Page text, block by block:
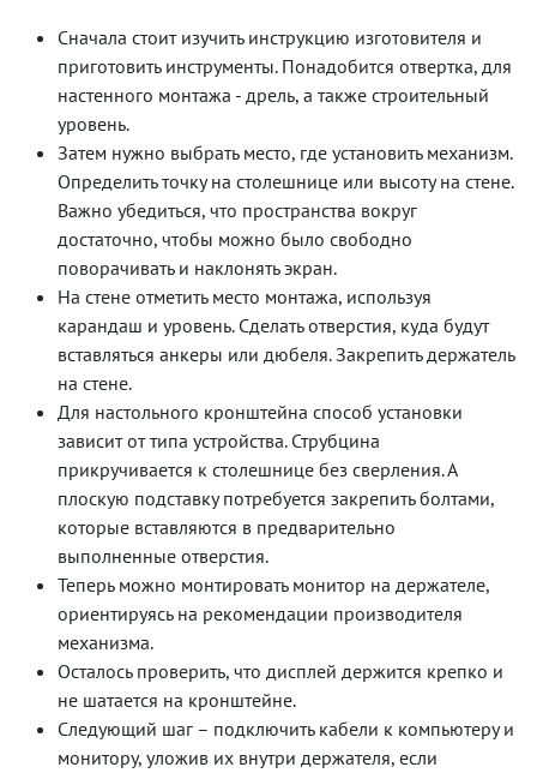
Сначала стоит изучить инструкцию изготовителя и
приготовить инструменты. Понадобится отвертка, для
настенного монтажа - дрель, а также строительный
уровень.
Затем нужно выбрать место, где установить механизм.
Определить точку на столешнице или высоту на стене.
Важно убедиться, что пространства вокруг
достаточно, чтобы можно было свободно
поворачивать и наклонять экран.
На стене отметить место монтажа, используя
карандаш и уровень. Сделать отверстия, куда будут
вставляться анкеры или дюбеля. Закрепить держатель
на стене.
Для настольного кронштейна способ установки
зависит от типа устройства. Струбцина
прикручивается к столешнице без сверления. А
плоскую подставку потребуется закрепить болтами,
которые вставляются в предварительно
выполненные отверстия.
Теперь можно монтировать монитор на держателе,
ориентируясь на рекомендации производителя
механизма.
Осталось проверить, что дисплей держится крепко и
не шатается на кронштейне.
Следующий шаг – подключить кабели к компьютеру и
монитору, уложив их внутри держателя, если